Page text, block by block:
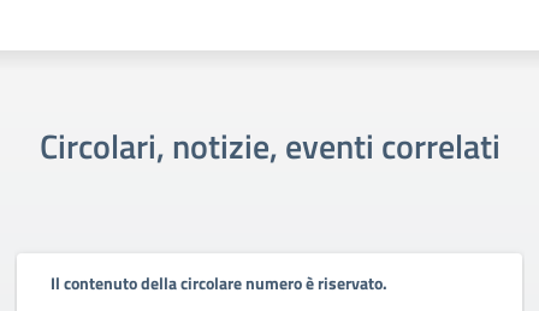
Circolari, notizie, eventi correlati
Il contenuto della circolare numero è riservato.